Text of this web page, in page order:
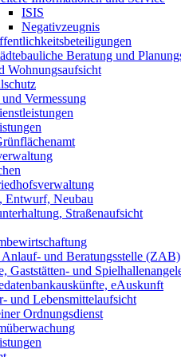
ISIS
Negativzeugnis
Beratung und
Wohnungs­aufsicht
Vermessung
Entwurf, Neubau
Straßen­aufsicht
Anlauf- und Beratungsstelle (ZAB)
Gaststätten- und
eAuskunft
und Lebens­mittel­aufsicht
Ordnungsdienst